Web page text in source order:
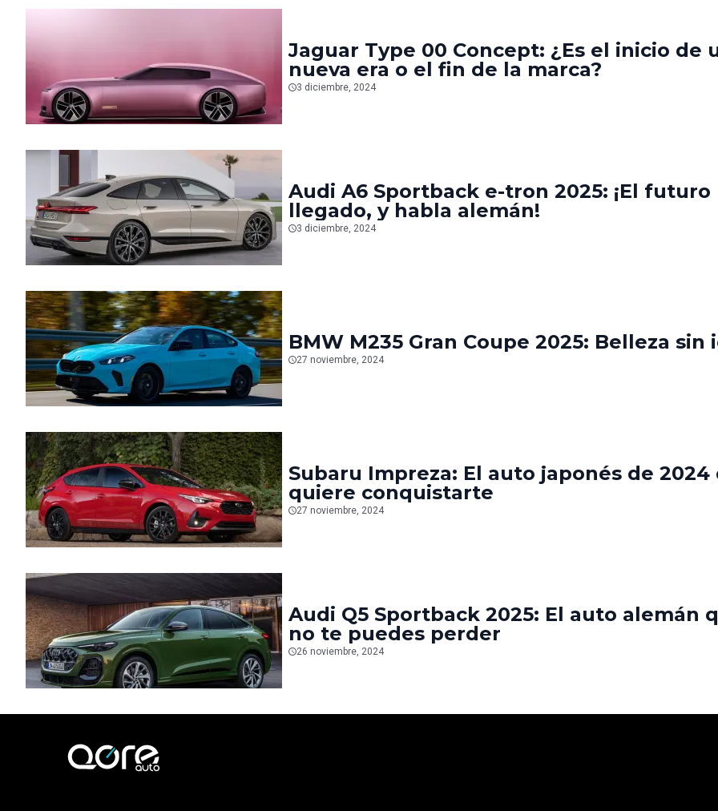
Jaguar Type 00 Concept: ¿Es el inicio de
nueva era o el fin de la marca?
3 diciembre, 2024
Audi A6 Sportback e-tron 2025: ¡El futuro
llegado, y habla alemán!
3 diciembre, 2024
BMW M235 Gran Coupe 2025: Belleza sin
27 noviembre, 2024
Subaru Impreza: El auto japonés de 2024
quiere conquistarte
27 noviembre, 2024
Audi Q5 Sportback 2025: El auto alemán
no te puedes perder
26 noviembre, 2024